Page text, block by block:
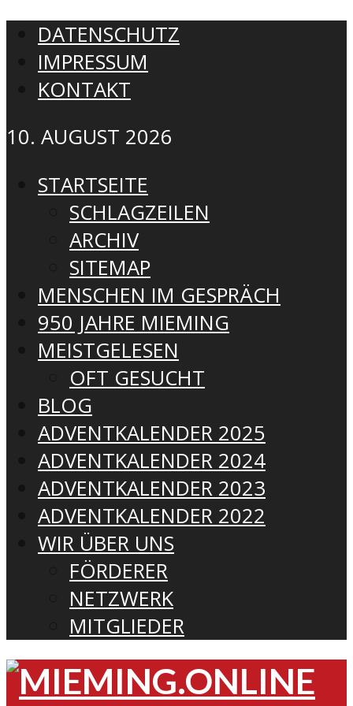
DATENSCHUTZ
IMPRESSUM
KONTAKT
10. AUGUST 2026
STARTSEITE
SCHLAGZEILEN
ARCHIV
SITEMAP
MENSCHEN IM GESPRÄCH
950 JAHRE MIEMING
MEISTGELESEN
OFT GESUCHT
BLOG
ADVENTKALENDER 2025
ADVENTKALENDER 2024
ADVENTKALENDER 2023
ADVENTKALENDER 2022
WIR ÜBER UNS
FÖRDERER
NETZWERK
MITGLIEDER